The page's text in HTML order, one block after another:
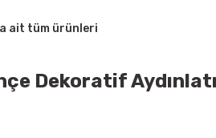
ait tüm ürünleri
Dekoratif